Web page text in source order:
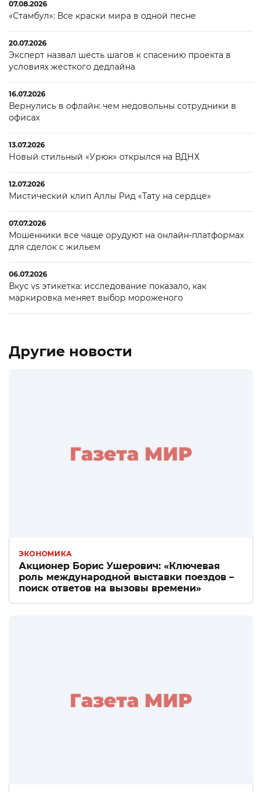
07.08.2026
«Стамбул»: Все краски мира в одной песне
20.07.2026
Эксперт назвал шесть шагов к спасению проекта в
условиях жесткого дедлайна
16.07.2026
Вернулись в офлайн: чем недовольны сотрудники в
офисах
13.07.2026
Новый стильный «Урюк» открылся на ВДНХ
12.07.2026
Мистический клип Аллы Рид «Тату на сердце»
07.07.2026
Мошенники все чаще орудуют на онлайн-платформах
для сделок с жильем
06.07.2026
Вкус vs этикетка: исследование показало, как
маркировка меняет выбор мороженого
Другие новости
ЭКОНОМИКА
Акционер Борис Ушерович: «Ключевая
роль международной выставки поездов –
поиск ответов на вызовы времени»